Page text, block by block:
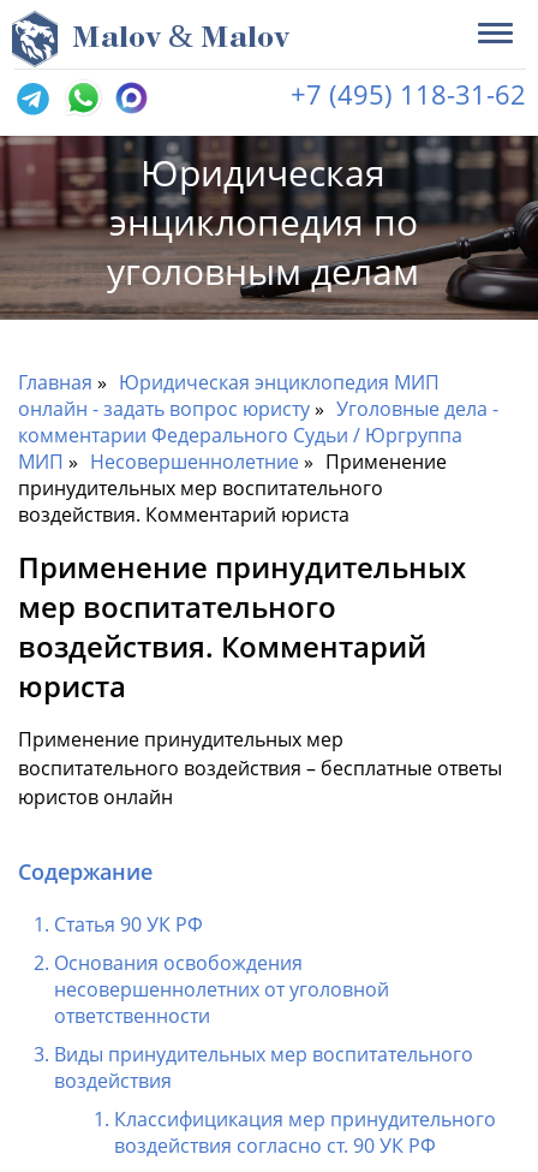
Malov & Malov
+7 (495) 118-31-62
Юридическая
энциклопедия по
уголовным делам
Главная
Юридическая энциклопедия МИП
онлайн - задать вопрос юристу
Уголовные дела -
комментарии Федерального Судьи / Юргруппа
МИП
Несовершеннолетние
Применение
принудительных мер воспитательного
воздействия. Комментарий юриста
Применение принудительных
мер воспитательного
воздействия. Комментарий
юриста
Применение принудительных мер
воспитательного воздействия – бесплатные ответы
юристов онлайн
Содержание
Статья 90 УК РФ
Основания освобождения
несовершеннолетних от уголовной
ответственности
Виды принудительных мер воспитательного
воздействия
Классифицикация мер принудительного
воздействия согласно ст. 90 УК РФ